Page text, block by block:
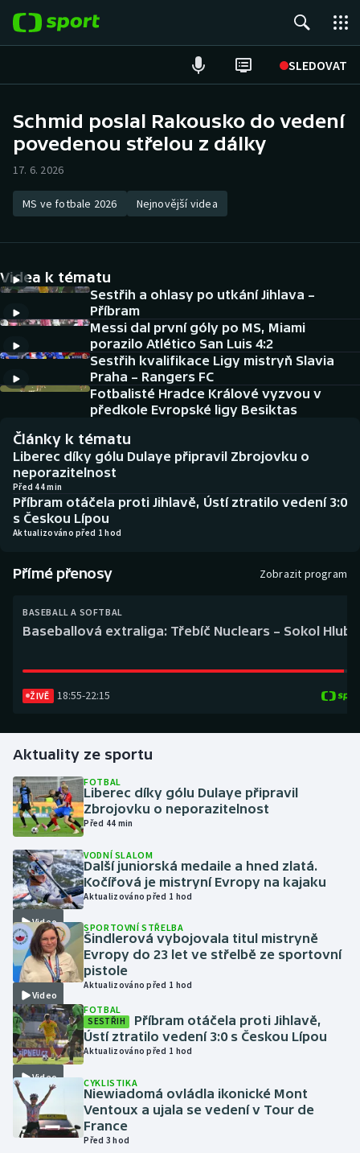
SLEDOVAT
Hokej
Atletika
DALŠÍ SPORTY
Americký fotbal
Baseball a softbal
Biatlon
Boby a skeleton
Box
Curling
Gymnastika
Házená
Jezdectví
Judo
Krasobruslení
Lezení
Lyže a snowboard
Moderní pětiboj
Motorsport
Olympijské hry
Parasport
NEPŘEHLÉDNĚTE
Historické návraty
Aplikace ČT sport
AZ kvíz
Schmid poslal Rakousko do vedení
povedenou střelou z dálky
17. 6. 2026
MS ve fotbale 2026 Nejnovější videa
Videa k tématu
Sestřih a ohlasy po utkání Jihlava –
Příbram
Messi dal první góly po MS, Miami
porazilo Atlético San Luis 4:2
Sestřih kvalifikace Ligy mistryň Slavia
Praha – Rangers FC
Fotbalisté Hradce Králové vyzvou v
předkole Evropské ligy Besiktas
Články k tématu
Liberec díky gólu Dulaye připravil Zbrojovku o
neporazitelnost
Před 44 min
Příbram otáčela proti Jihlavě, Ústí ztratilo vedení 3:0
s Českou Lípou
Aktualizováno před 1 hod
Přímé přenosy Zobrazit program
BASEBALL A SOFTBAL
Baseballová extraliga: Třebíč Nuclears – Sokol
ŽIVĚ 18:55-22:15
Aktuality ze sportu
FOTBAL
Liberec díky gólu Dulaye připravil
Zbrojovku o neporazitelnost
Před 44 min
Video
VODNÍ SLALOM
Další juniorská medaile a hned zlatá.
Kočířová je mistryní Evropy na kajaku
Aktualizováno před 1 hod
Video
SPORTOVNÍ STŘELBA
Šindlerová vybojovala titul mistryně
Evropy do 23 let ve střelbě ze sportovní
pistole
Aktualizováno před 1 hod
Video
FOTBAL
SESTŘIH
Příbram otáčela proti Jihlavě,
Ústí ztratilo vedení 3:0 s Českou Lípou
Aktualizováno před 1 hod
CYKLISTIKA
Niewiadomá ovládla ikonické Mont
Ventoux a ujala se vedení v Tour de
France
Před 3 hod